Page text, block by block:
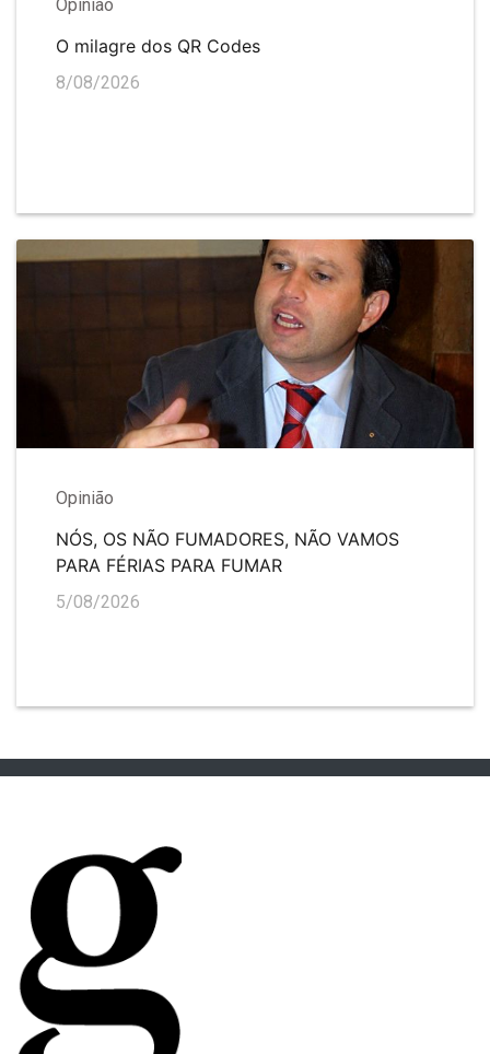
Opinião
O milagre dos QR Codes
8/08/2026
Opinião
NÓS, OS NÃO FUMADORES, NÃO VAMOS
PARA FÉRIAS PARA FUMAR
5/08/2026